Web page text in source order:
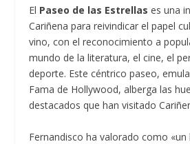
El Paseo de las Estrellases una
Cariñena para reivindicar el papel
vino, con el reconocimiento a
mundo de la literatura, el cine, el
deporte. Este céntrico paseo,
Fama de Hollywood, alberga las
destacados que han visitado
Fernandisco ha valorado como «un